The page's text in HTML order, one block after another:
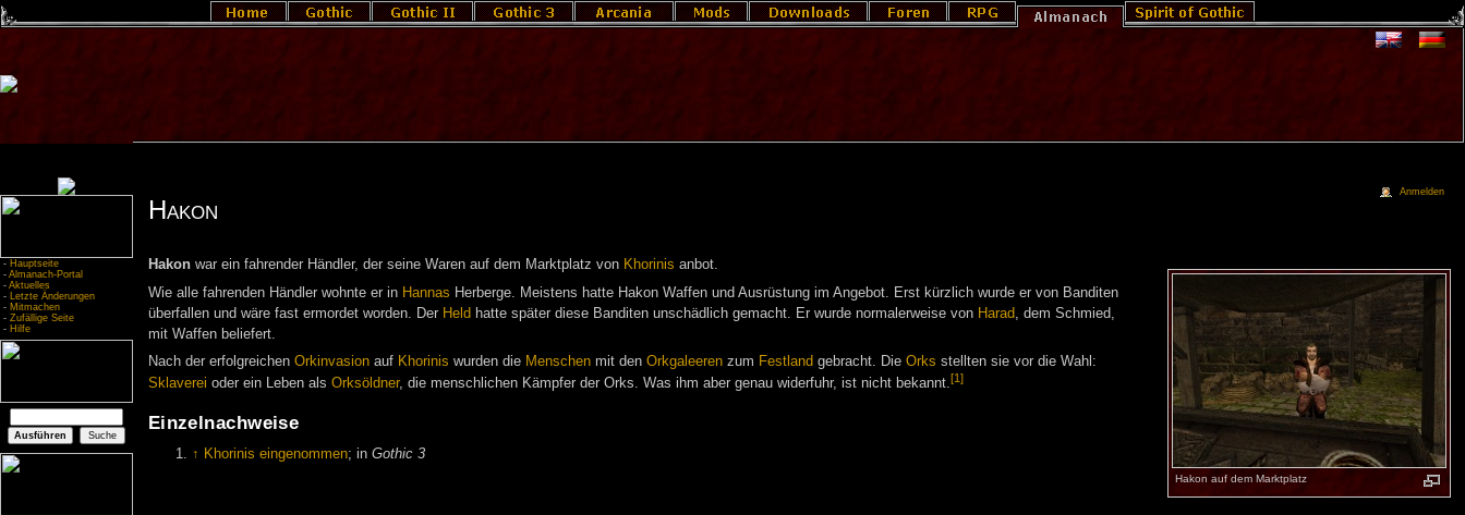
- Hauptseite
- Almanach-Portal
- Aktuelles
- Letzte Änderungen
- Mitmachen
- Zufällige Seite
- Hilfe
Hakon
Hakon auf dem Marktplatz
Hakonwar ein fahrender Händler, der seine Waren auf dem Marktplatz von Khorinis anbot.
Wie alle fahrenden Händler wohnte er in Hannas Herberge. Meistens hatte Hakon Waffen und Ausrüstung im Angebot. Erst kürzlich wurde er von Banditen
überfallen und wäre fast ermordet worden. Der Held hatte später diese Banditen unschädlich gemacht. Er wurde normalerweise von Harad , dem Schmied,
mit Waffen beliefert.
Nach der erfolgreichen Orkinvasionauf Khorinis wurden die Menschenmit den Orkgaleerenzum Festland gebracht. Die Orks stellten sie vor die Wahl:
Sklaverei oder ein Leben als Orksöldner, die menschlichen Kämpfer der Orks. Was ihm aber genau widerfuhr, ist nicht bekannt.[1]
Einzelnachweise
↑ Khorinis eingenommen; inGothic 3
Anmelden